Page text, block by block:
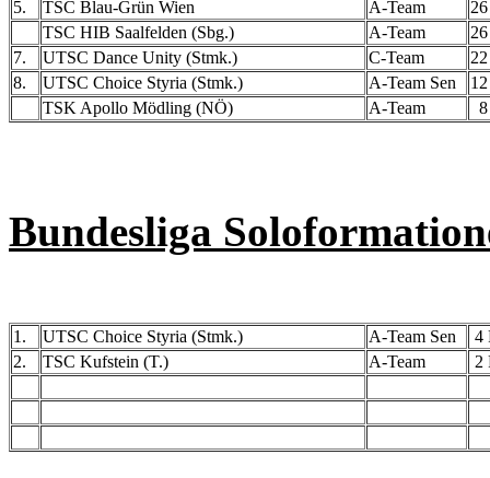
5.
TSC Blau-Grün Wien A-Team
TSC HIB Saalfelden (Sbg.)
A-Team
7.
UTSC Dance Unity (Stmk.) C-Team
8.
UTSC Choice Styria (Stmk.) A-Team Sen
TSK Apollo Mödling (NÖ)
A-Team
Bundesliga
1. UTSC Choice Styria (Stmk.) A-Team Sen
4
2.
TSC Kufstein (T.) A-Team 2